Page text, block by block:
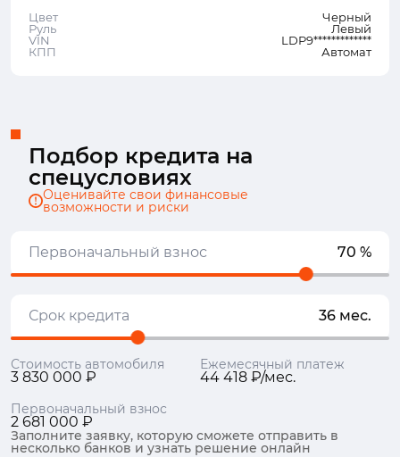
Цвет
Черный
Руль
Левый
VIN
LDP9*************
КПП
Автомат
Подбор кредита на
спецусловиях
Оценивайте свои финансовые
возможности и риски
Первоначальный взнос 70 %
Срок кредита 36 мес.
Стоимость автомобиля
3 830 000 ₽
Ежемесячный платеж
44 418 ₽/мес.
Первоначальный взнос
2 681 000 ₽
Заполните заявку, которую сможете отправить в
несколько банков и узнать решение онлайн